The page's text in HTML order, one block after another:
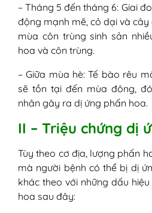
– Tháng 5 đến tháng 6: Giai
động mạnh mẽ, cỏ dại và cây
mùa côn trùng sinh sản
hoa và côn trùng.
– Giữa mùa hè: Tế bào rêu
sẽ tồn tại đến mùa đông,
nhân gây ra dị ứng phấn hoa.
II – Triệu chứng dị
Tùy theo cơ địa, lượng phấn
mà người bệnh có thể bị dị
khác theo với những dấu
hoa sau đây: